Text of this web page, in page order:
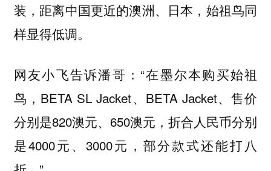
装，距离中国更近的澳洲、日本，始祖鸟同
样显得低调。
网友小飞告诉潘哥：“在墨尔本购买始祖
鸟，BETA SL Jacket、BETA Jacket、售价
分别是820澳元、650澳元，折合人民币分别
是4000元、3000元，部分款式还能打八